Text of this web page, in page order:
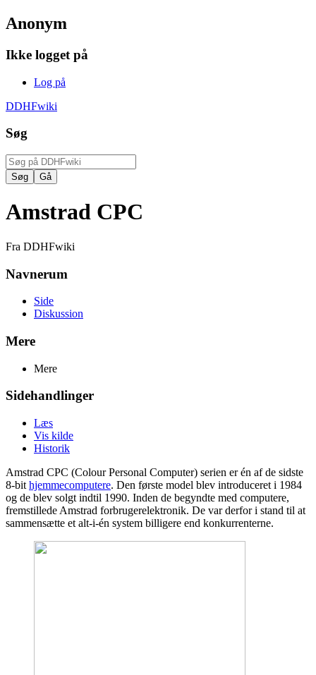
Anonym
Ikke logget på
Log på
DDHFwiki
Søg
Amstrad CPC
Fra DDHFwiki
Navnerum
Side
Diskussion
Mere
Mere
Sidehandlinger
Læs
Vis kilde
Historik
Amstrad CPC (Colour Personal Computer) serien er én af de sidste
8-bit hjemmecomputere. Den første model blev introduceret i 1984
og de blev solgt indtil 1990. Inden de begyndte med computere,
fremstillede Amstrad forbrugerelektronik. De var derfor i stand til at
sammensætte et alt-i-én system billigere end konkurrenterne.